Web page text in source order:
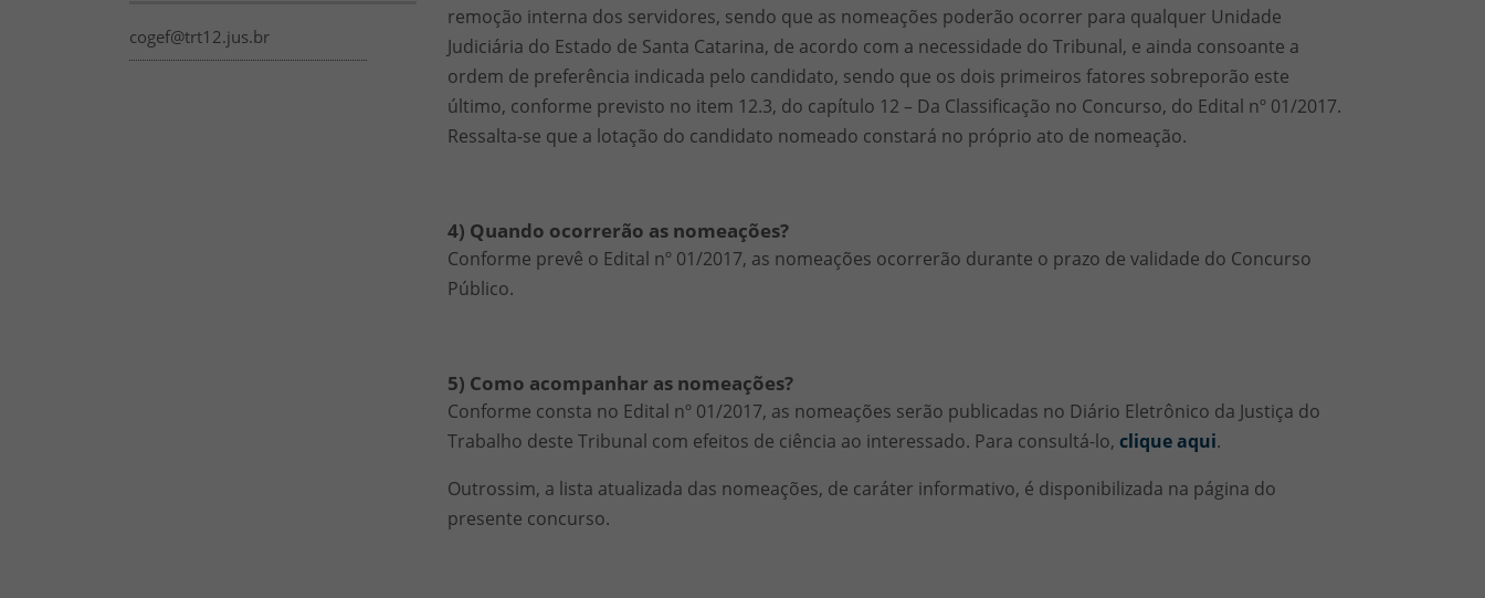
cogef@trt12.jus.br
remoção interna dos servidores, sendo que as nomeações poderão ocorrer para qualquer Unidade
Judiciária do Estado de Santa Catarina, de acordo com a necessidade do Tribunal, e ainda consoante a
ordem de preferência indicada pelo candidato, sendo que os dois primeiros fatores sobreporão este
último, conforme previsto no item 12.3, do capítulo 12 – Da Classificação no Concurso, do Edital nº 01/2017.
Ressalta-se que a lotação do candidato nomeado constará no próprio ato de nomeação.
4) Quando ocorrerão as nomeações?
Conforme prevê o Edital nº 01/2017, as nomeações ocorrerão durante o prazo de validade do Concurso
Público.
5) Como acompanhar as nomeações?
Conforme consta no Edital nº 01/2017, as nomeações serão publicadas no Diário Eletrônico da Justiça do
Trabalho deste Tribunal com efeitos de ciência ao interessado. Para consultá-lo, clique aqui.
Outrossim, a lista atualizada das nomeações, de caráter informativo, é disponibilizada na página do
presente concurso.